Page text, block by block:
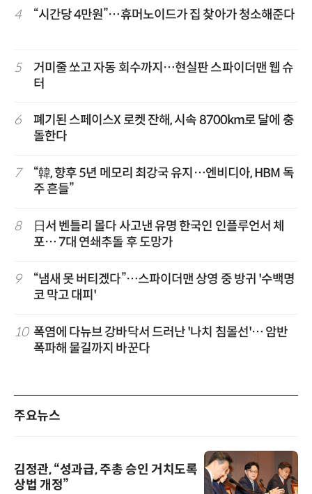
4 “시간당 4만원”…휴머노이드가 집 찾아가 청소해준다
5
거미줄 쏘고 자동 회수까지…현실판 스파이더맨 웹 슈
터
6
폐기된 스페이스X 로켓 잔해, 시속 8700km로 달에 충
돌한다
7
“韓, 향후 5년 메모리 최강국 유지…엔비디아, HBM 독
주 흔들”
8
日서 벤틀리 몰다 사고낸 유명 한국인 인플루언서 체
포… 7대 연쇄추돌 후 도망가
9
“냄새 못 버티겠다”…스파이더맨 상영 중 방귀 '수백명
코 막고 대피'
10 폭염에 다뉴브 강바닥서 드러난 '나치 침몰선'… 암반
폭파해 물길까지 바꾼다
주요뉴스
김정관, “성과급, 주총 승인 거치도록
상법 개정”